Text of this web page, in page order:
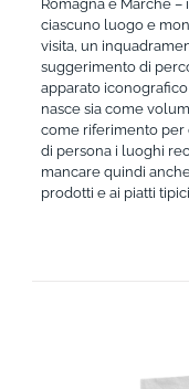
Romagna e Marche
ciascuno luogo e
visita, un
suggerimento di
apparato
nasce sia come
come riferimento per
di persona i luoghi
mancare quindi
prodotti e ai piatti